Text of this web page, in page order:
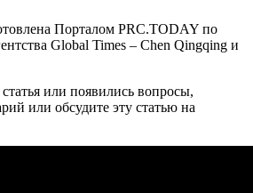
Порталом PRC.TODAY по
Global Times – Chen Qingqing и
или появились вопросы,
или обсудите эту статью на